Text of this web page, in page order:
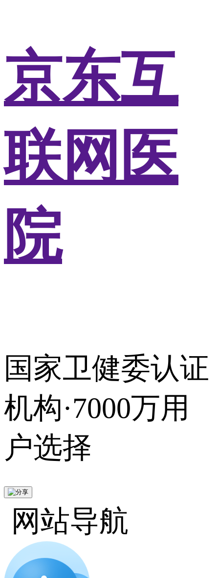
京东互
联网医
院
国家卫健委认证
机构·7000万用
户选择
网站导航